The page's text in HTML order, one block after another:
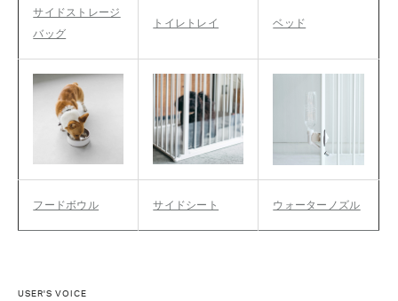
サイドストレージ
バッグ
トイレトレイ ベッド
フードボウル サイドシート ウォーターノズル
USER'S VOICE